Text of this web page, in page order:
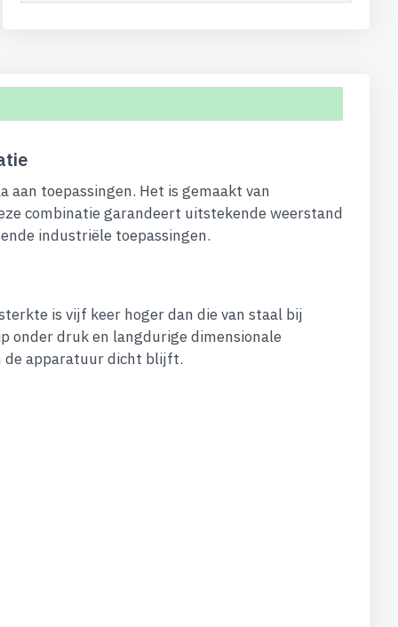
toepassingen. Het is gemaakt van
combinatie garandeert uitstekende weerstand
industriële toepassingen.
is vijf keer hoger dan die van staal bij
onder druk en langdurige dimensionale
de apparatuur dicht blijft.